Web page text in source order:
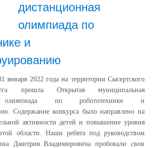
дистанционная
олимпиада по
и
января 2022 года на территории Сысертского
прошла Открытая муниципальная
олимпиада по робототехнике и
Содержание конкурса было направлено на
активности детей и повышение уровня
области. Наши ребята под руководством
Дмитрия Владимировича пробовали свои